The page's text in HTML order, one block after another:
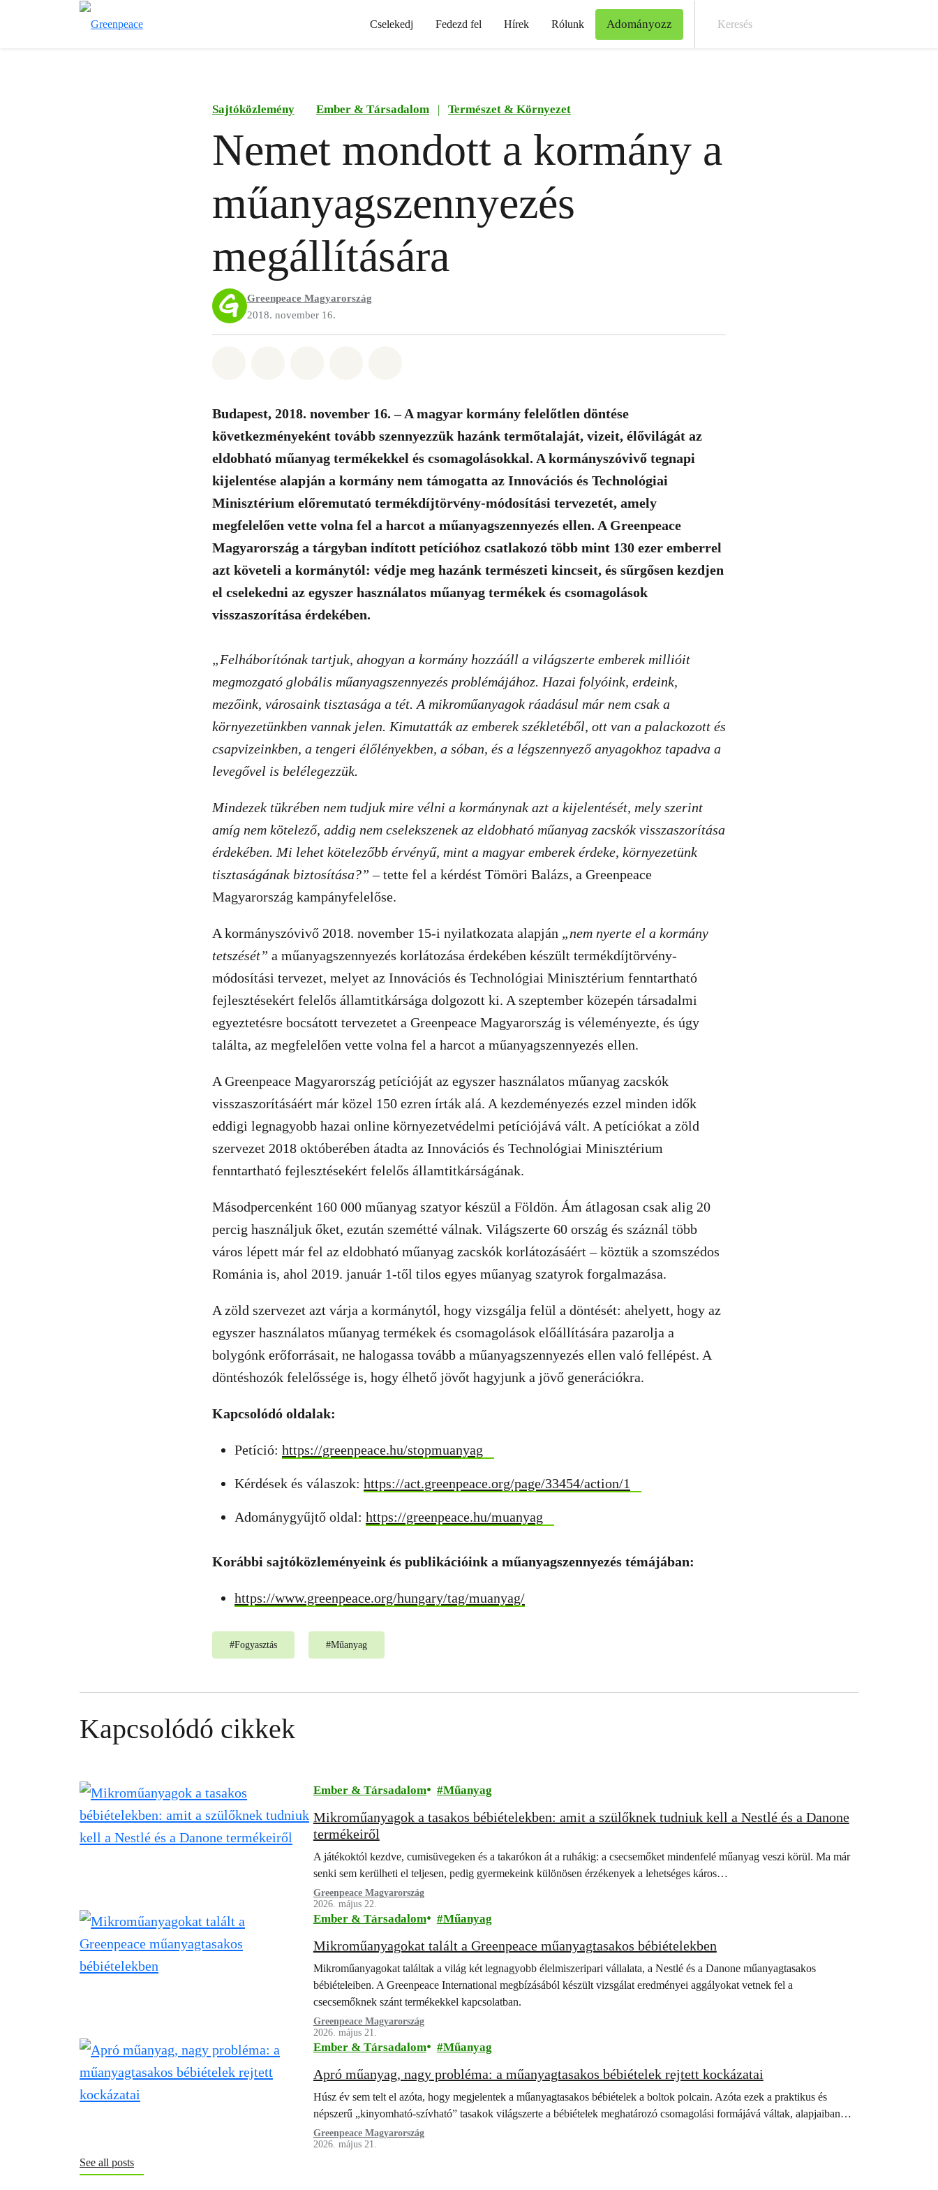
Cselekedj Fedezd fel Hírek Rólunk Adományozz
Sajtóközlemény Ember & Társadalom | Természet & Környezet
Nemet mondott a kormány a
műanyagszennyezés
megállítására
Greenpeace Magyarország
2018. november 16.
Budapest, 2018. november 16. – A magyar kormány felelőtlen döntése
következményeként tovább szennyezzük hazánk termőtalaját, vizeit, élővilágát az
eldobható műanyag termékekkel és csomagolásokkal. A kormányszóvivő tegnapi
kijelentése alapján a kormány nem támogatta az Innovációs és Technológiai
Minisztérium előremutató termékdíjtörvény-módosítási tervezetét, amely
megfelelően vette volna fel a harcot a műanyagszennyezés ellen. A Greenpeace
Magyarország a tárgyban indított petícióhoz csatlakozó több mint 130 ezer emberrel
azt követeli a kormánytól: védje meg hazánk természeti kincseit, és sűrgősen kezdjen
el cselekedni az egyszer használatos műanyag termékek és csomagolások
visszaszorítása érdekében.
„Felháborítónak tartjuk, ahogyan a kormány hozzááll a világszerte emberek millióit
megmozgató globális műanyagszennyezés problémájához. Hazai folyóink, erdeink,
mezőink, városaink tisztasága a tét. A mikroműanyagok ráadásul már nem csak a
környezetünkben vannak jelen. Kimutatták az emberek székletéből, ott van a palackozott és
csapvizeinkben, a tengeri élőlényekben, a sóban, és a légszennyező anyagokhoz tapadva a
levegővel is belélegezzük.
Mindezek tükrében nem tudjuk mire vélni a kormánynak azt a kijelentését, mely szerint
amíg nem kötelező, addig nem cselekszenek az eldobható műanyag zacskók visszaszorítása
érdekében. Mi lehet kötelezőbb érvényű, mint a magyar emberek érdeke, környezetünk
tisztaságának biztosítása?”– tette fel a kérdést Tömöri Balázs, a Greenpeace
Magyarország kampányfelelőse.
A kormányszóvivő 2018. november 15-i nyilatkozata alapján „nem nyerte el a kormány
tetszését” a műanyagszennyezés korlátozása érdekében készült termékdíjtörvény-
módosítási tervezet, melyet az Innovációs és Technológiai Minisztérium fenntartható
fejlesztésekért felelős államtitkársága dolgozott ki. A szeptember közepén társadalmi
egyeztetésre bocsátott tervezetet a Greenpeace Magyarország is véleményezte, és úgy
találta, az megfelelően vette volna fel a harcot a műanyagszennyezés ellen.
A Greenpeace Magyarország petícióját az egyszer használatos műanyag zacskók
visszaszorításáért már közel 150 ezren írták alá. A kezdeményezés ezzel minden idők
eddigi legnagyobb hazai online környezetvédelmi petíciójává vált. A petíciókat a zöld
szervezet 2018 októberében átadta az Innovációs és Technológiai Minisztérium
fenntartható fejlesztésekért felelős államtitkárságának.
Másodpercenként 160 000 műanyag szatyor készül a Földön. Ám átlagosan csak alig 20
percig használjuk őket, ezután szemétté válnak. Világszerte 60 ország és száznál több
város lépett már fel az eldobható műanyag zacskók korlátozásáért – köztük a szomszédos
Románia is, ahol 2019. január 1-től tilos egyes műanyag szatyrok forgalmazása.
A zöld szervezet azt várja a kormánytól, hogy vizsgálja felül a döntését: ahelyett, hogy az
egyszer használatos műanyag termékek és csomagolások előállítására pazarolja a
bolygónk erőforrásait, ne halogassa tovább a műanyagszennyezés ellen való fellépést. A
döntéshozók felelőssége is, hogy élhető jövőt hagyjunk a jövő generációkra.
Kapcsolódó oldalak:
Petíció: https://greenpeace.hu/stopmuanyag
Kérdések és válaszok: https://act.greenpeace.org/page/33454/action/1
Adománygyűjtő oldal: https://greenpeace.hu/muanyag
Korábbi sajtóközleményeink és publikációink a műanyagszennyezés témájában:
https://www.greenpeace.org/hungary/tag/muanyag/
#Fogyasztás #Műanyag
Kapcsolódó cikkek
Ember & Társadalom Műanyag
Mikroműanyagok a tasakos bébiételekben: amit a szülőknek tudniuk kell a Nestlé és a Danone
termékeiről
A játékoktól kezdve, cumisüvegeken és a takarókon át a ruhákig: a csecsemőket mindenfelé műanyag veszi körül. Ma már
senki sem kerülheti el teljesen, pedig gyermekeink különösen érzékenyek a lehetséges káros…
Greenpeace Magyarország
2026. május 22.
Ember & Társadalom Műanyag
Mikroműanyagokat talált a Greenpeace műanyagtasakos bébiételekben
Mikroműanyagokat találtak a világ két legnagyobb élelmiszeripari vállalata, a Nestlé és a Danone műanyagtasakos
bébiételeiben. A Greenpeace International megbízásából készült vizsgálat eredményei aggályokat vetnek fel a
csecsemőknek szánt termékekkel kapcsolatban.
Greenpeace Magyarország
2026. május 21.
Ember & Társadalom Műanyag
Apró műanyag, nagy probléma: a műanyagtasakos bébiételek rejtett kockázatai
Húsz év sem telt el azóta, hogy megjelentek a műanyagtasakos bébiételek a boltok polcain. Azóta ezek a praktikus és
népszerű „kinyomható-szívható” tasakok világszerte a bébiételek meghatározó csomagolási formájává váltak, alapjaiban…
Greenpeace Magyarország
2026. május 21.
See all posts